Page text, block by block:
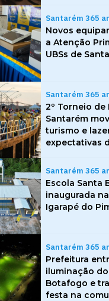
Santarém 365
Novos
a Atenção
UBSs de
Santarém 365
2º Torneio de
Santarém
turismo e
expectativas
Santarém 365
Escola Santa
inaugurada
Igarapé do
Santarém 365
Prefeitura
iluminação
Botafogo e
festa na